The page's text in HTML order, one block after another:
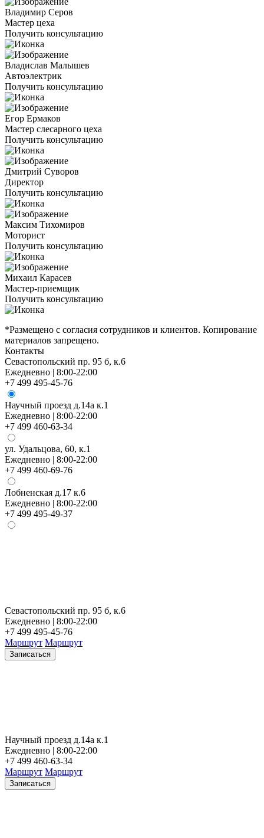
Владимир Серов
Мастер цеха
Получить консультацию
Владислав Малышев
Автоэлектрик
Получить консультацию
Егор Ермаков
Мастер слесарного цеха
Получить консультацию
Дмитрий Суворов
Директор
Получить консультацию
Максим Тихомиров
Моторист
Получить консультацию
Михаил Карасев
Мастер-приемщик
Получить консультацию
*Размещено с согласия сотрудников и клиентов. Копирование
материалов запрещено.
Контакты
Севастопольский пр. 95 б, к.6
Ежедневно | 8:00-22:00
+7 499 495-45-76
Научный проезд д.14а к.1
Ежедневно | 8:00-22:00
+7 499 460-63-34
ул. Удальцова, 60, к.1
Ежедневно | 8:00-22:00
+7 499 460-69-76
Лобненская д.17 к.6
Ежедневно | 8:00-22:00
+7 499 495-49-37
Севастопольский пр. 95 б, к.6
Ежедневно | 8:00-22:00
+7 499 495-45-76
Маршрут Маршрут
Записаться
Научный проезд д.14а к.1
Ежедневно | 8:00-22:00
+7 499 460-63-34
Маршрут Маршрут
Записаться